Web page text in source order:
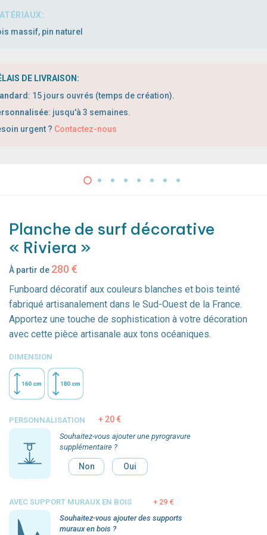
massif, pin naturel
DE LIVRAISON:
: 1 5 jours ouvrés (temps de création).
: jusqu'à 3 semaines.
urgent ? Contactez-nous
Planche de surf décorative
« Riviera »
À partir de 280 €
Funboard décoratif aux couleurs blanches et bois teinté
fabriqué artisanalement dans le Sud-Ouest de la France.
Apportez une touche de sophistication à votre décoration
avec cette pièce artisanale aux tons océaniques.
DIMENSION
PERSONNALISATION
Souhaitez-vous ajouter une pyrogravure
supplémentaire ?
Non
20 €
Oui
AVEC SUPPORT MURAUX EN BOIS
29 €
Souhaitez-vous ajouter des supports
muraux en bois ?